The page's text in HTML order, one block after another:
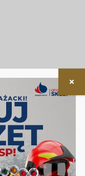
"Strażak",wywiad
o
„Florian